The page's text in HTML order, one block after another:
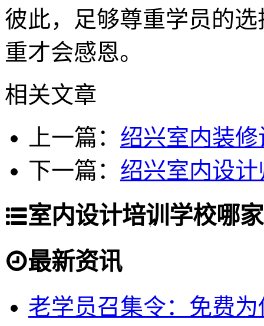
彼此，足够尊重学员的
重才会感恩。
相关文章
上一篇： 绍兴室内装
下一篇： 绍兴室内设
室内设计培训学校哪
最新资讯
老学员召集令：免费